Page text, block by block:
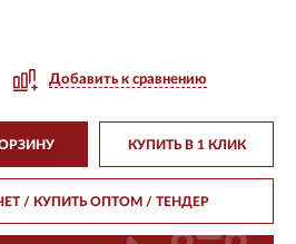
Добавить к сравнению
КУПИТЬ В 1 КЛИК
/ КУПИТЬ ОПТОМ/ ТЕНДЕР